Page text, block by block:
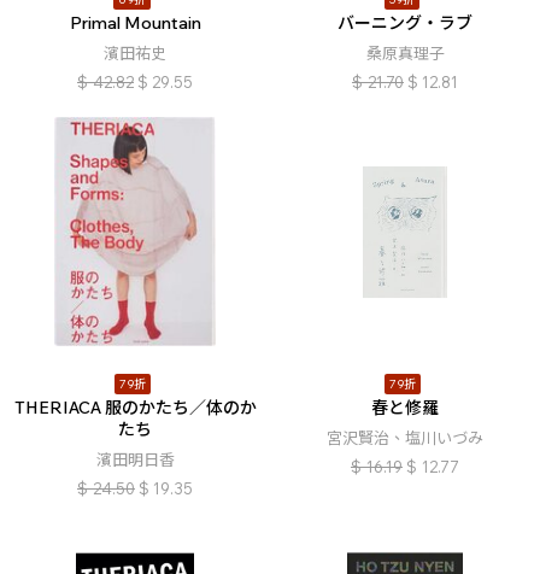
Primal Mountain
濱田祐史
$ 42.82 $ 29.55
バーニング・ラブ
桑原真理子
$ 21.70 $ 12.81
79折
THERIACA 服のかたち／体のか
たち
濱田明日香
$ 24.50 $ 19.35
79折
春と修羅
宮沢賢治、塩川いづみ
$ 16.19 $ 12.77